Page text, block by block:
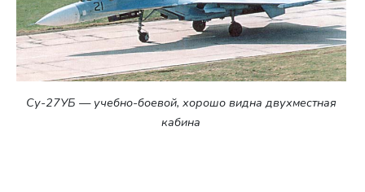
Су-27УБ — учебно-боевой, хорошо видна двухместная
кабина